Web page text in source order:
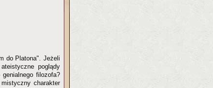
do Platona". Jeżeli
poglądy
filozofa?
charakter